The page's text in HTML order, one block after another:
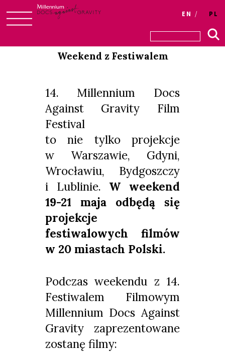
to
Login
EN PL
Weekend z Festiwalem
14. Millennium Docs
Against Gravity Film
Festival
to nie tylko projekcje
w Warszawie, Gdyni,
Wrocławiu, Bydgoszczy
i Lublinie. W weekend
19-21 maja odbędą się
projekcje
festiwalowych filmów
w 20 miastach Polski.
Podczas weekendu z 14.
Festiwalem Filmowym
Millennium Docs Against
Gravity zaprezentowane
zostanę filmy: